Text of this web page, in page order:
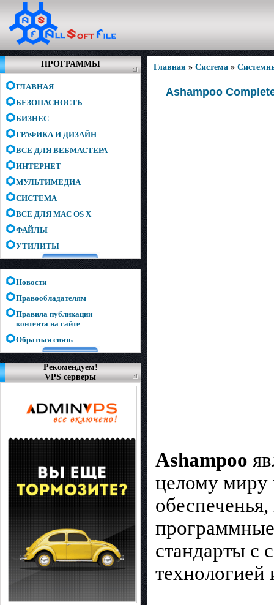
ПРОГРАММЫ
ГЛАВНАЯ
БЕЗОПАСНОСТЬ
БИЗНЕС
ГРАФИКА И ДИЗАЙН
ВСЕ ДЛЯ ВЕБМАСТЕРА
ИНТЕРНЕТ
МУЛЬТИМЕДИА
СИСТЕМА
ВСЕ ДЛЯ MAC OS X
ФАЙЛЫ
УТИЛИТЫ
Новости
Правообладателям
Правила публикации
контента на сайте
Обратная связь
Рекомендуем!
VPS серверы
Главная » Система »
Ashampoo
Ashampoo
целому миру
стандарты с